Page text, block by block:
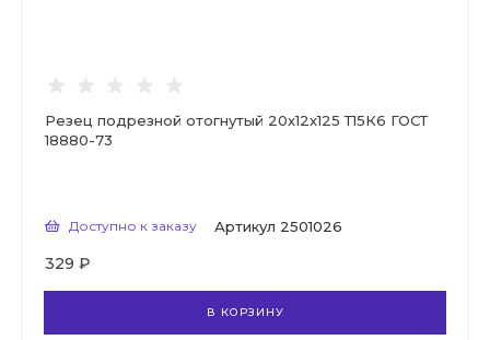
Резец подрезной отогнутый 20х12х125 Т15К6 ГОСТ
18880-73
Доступно к заказу Артикул 2501026
329 ₽
В КОРЗИНУ